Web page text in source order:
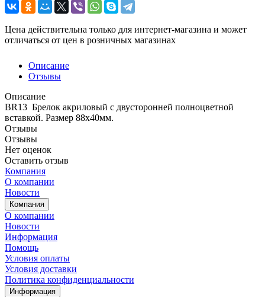
Цена действительна только для интернет-магазина и может
отличаться от цен в розничных магазинах
Описание
Отзывы
Описание
BR13 Брелок акриловый с двусторонней полноцветной
вставкой. Размер 88х40мм.
Отзывы
Отзывы
Нет оценок
Оставить отзыв
Компания
О компании
Новости
Компания
О компании
Новости
Информация
Помощь
Условия оплаты
Условия доставки
Политика конфиденциальности
Информация